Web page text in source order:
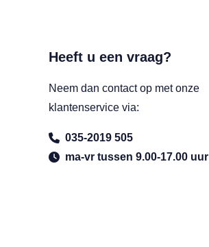
Heeft u een vraag?
Neem dan contact op met onze
klantenservice via:
035-2019 505
ma-vr tussen 9.00-17.00 uur